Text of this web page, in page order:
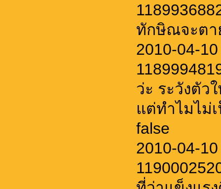
ทักษิณจะตา
2010-04-
ว่ะ ระวังตัว
แต่ทำไมไม่
false
2010-04-